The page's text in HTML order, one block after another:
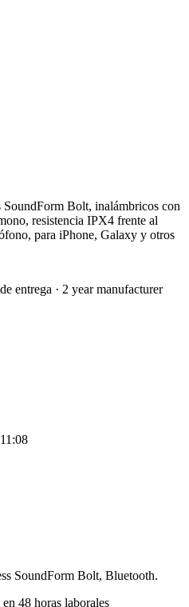
Bolt, inalámbricos con
resistencia IPX4 frente al
para iPhone, Galaxy y otros
entrega · 2 year manufacturer
SoundForm Bolt, Bluetooth.
48 horas laborales